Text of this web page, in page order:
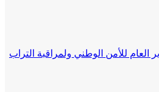
العام للأمن الوطني ولمراقبة التراب